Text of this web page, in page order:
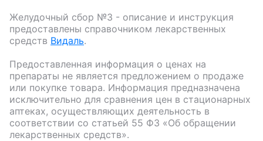
Желудочный сбор №3 - описание и инструкция
предоставлены справочником лекарственных
средств Видаль.
Предоставленная информация о ценах на
препараты не является предложением о продаже
или покупке товара. Информация предназначена
исключительно для сравнения цен в стационарных
аптеках, осуществляющих деятельность в
соответствии со статьей 55 ФЗ «Об обращении
лекарственных средств».